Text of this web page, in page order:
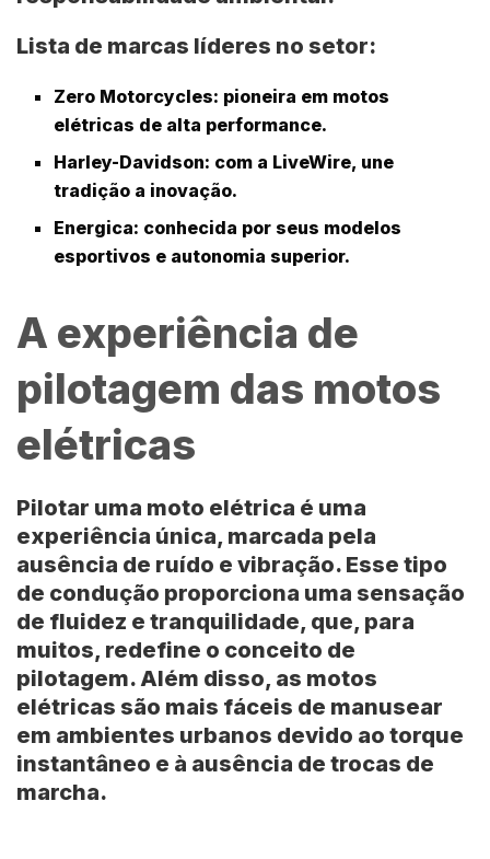
Lista de marcas líderes no setor:
Zero Motorcycles: pioneira em motos
elétricas de alta performance.
Harley-Davidson: com a LiveWire, une
tradição a inovação.
Energica: conhecida por seus modelos
esportivos e autonomia superior.
A experiência de
pilotagem das motos
elétricas
Pilotar uma moto elétrica é uma
experiência única, marcada pela
ausência de ruído e vibração. Esse tipo
de condução proporciona uma sensação
de fluidez e tranquilidade, que, para
muitos, redefine o conceito de
pilotagem. Além disso, as motos
elétricas são mais fáceis de manusear
em ambientes urbanos devido ao torque
instantâneo e à ausência de trocas de
marcha.